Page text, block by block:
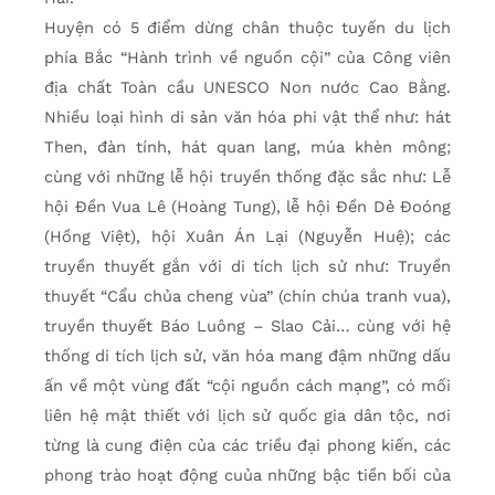
Huyện có 5 điểm dừng chân thuộc tuyến du lịch
phía Bắc “Hành trình về nguồn cội” của Công viên
địa chất Toàn cầu UNESCO Non nước Cao Bằng.
Nhiều loại hình di sản văn hóa phi vật thể như: hát
Then, đàn tính, hát quan lang, múa khèn mông;
cùng với những lễ hội truyền thống đặc sắc như: Lễ
hội Đền Vua Lê (Hoàng Tung), lễ hội Đền Dẻ Đoóng
(Hồng Việt), hội Xuân Án Lại (Nguyễn Huệ); các
truyền thuyết gắn với di tích lịch sử như: Truyền
thuyết “Cẩu chủa cheng vùa” (chín chúa tranh vua),
truyền thuyết Báo Luông – Slao Cải… cùng với hệ
thống di tích lịch sử, văn hóa mang đậm những dấu
ấn về một vùng đất “cội nguồn cách mạng”, có mối
liên hệ mật thiết với lịch sử quốc gia dân tộc, nơi
từng là cung điện của các triều đại phong kiến, các
phong trào hoạt động cuủa những bậc tiền bối của